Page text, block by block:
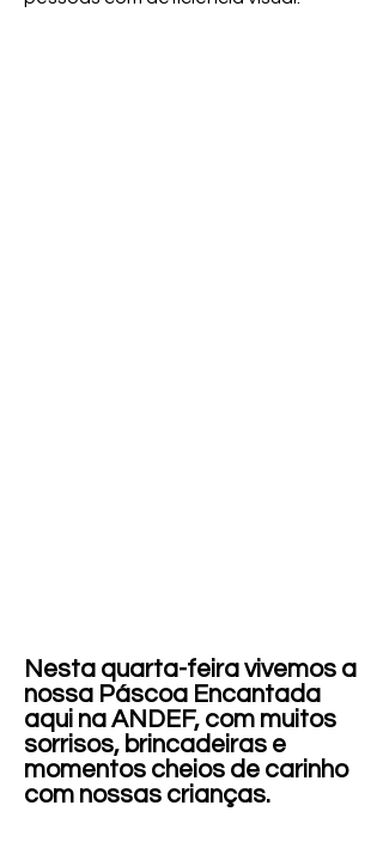
Nesta quarta-feira vivemos a
nossa Páscoa Encantada
aqui na ANDEF, com muitos
sorrisos, brincadeiras e
momentos cheios de carinho
com nossas crianças.